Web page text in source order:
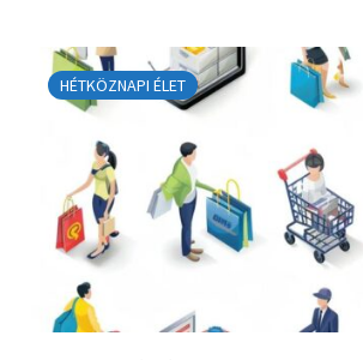
HÉTKÖZNAPI ÉLET